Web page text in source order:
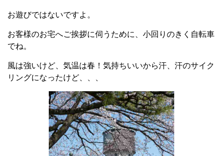
お遊びではないですよ。
お客様のお宅へご挨拶に伺うために、小回りのきく自転車
でね。
風は強いけど、気温は春！気持ちいいから汗、汗のサイク
リングになったけど、、、